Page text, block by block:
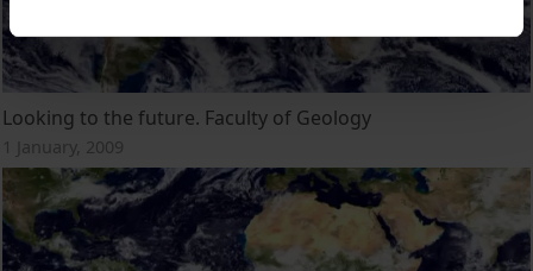
Looking to the future. Faculty of Geology
1 January, 2009